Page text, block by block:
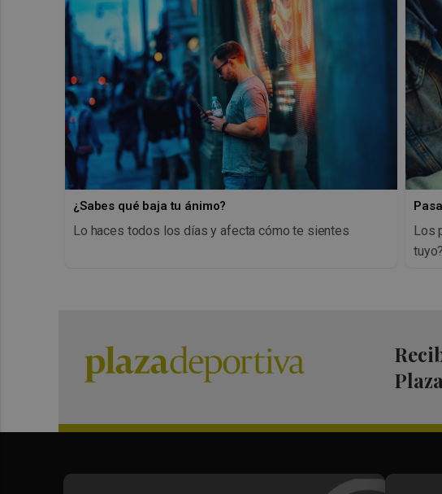
¿Sabes qué baja tu ánimo?
Lo haces todos los días y afecta cómo te sientes
Los
tuyo?